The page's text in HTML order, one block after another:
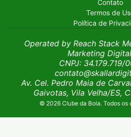
Contato
Termos de
Política de
Operated by Reach Stack
Marketing
CNPJ: 34.179.719/
Av. Cel. Pedro Maia de
Gaivotas, Vila Velha/ES,
© 2026 Clube da Bola. Todos os